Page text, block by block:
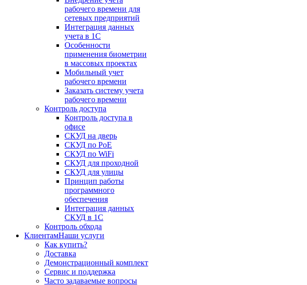
рабочего времени для
сетевых предприятий
Интеграция данных
учета в 1С
Особенности
применения биометрии
в массовых проектах
Мобильный учет
рабочего времени
Заказать систему учета
рабочего времени
Контроль доступа
Контроль доступа в
офисе
СКУД на дверь
СКУД по PoE
СКУД по WiFi
СКУД для проходной
СКУД для улицы
Принцип работы
программного
обеспечения
Интеграция данных
СКУД в 1С
Контроль обхода
КлиентамНаши услуги
Как купить?
Доставка
Демонстрационный комплект
Сервис и поддержка
Часто задаваемые вопросы